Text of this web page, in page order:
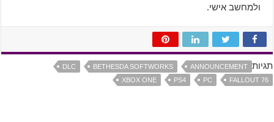
ולמחשב אישי.
תגיות ANNOUNCEMENT
BETHESDA SOFTWORKS
DLC
FALLOUT 76
PC
PS4
XBOX ONE